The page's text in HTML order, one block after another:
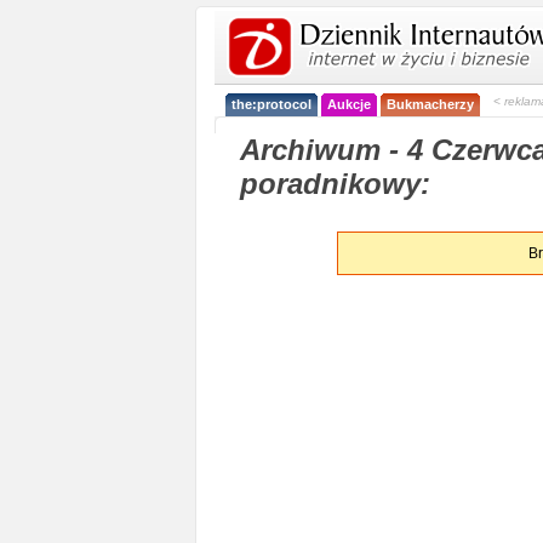
the:protocol Aukcje Bukmacherzy <
Archiwum - 4
poradnikowy: